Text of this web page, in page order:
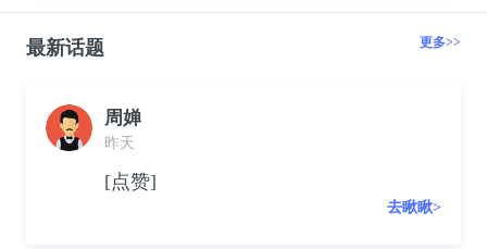
最新话题 更多>>
周婵
昨天
[点赞]
去瞅瞅>